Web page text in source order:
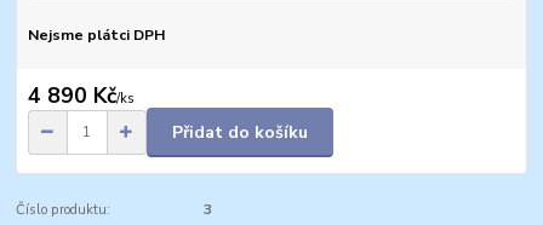
Nejsme plátci DPH
4 890 Kč/ks
Přidat do košíku
Číslo produktu: 3